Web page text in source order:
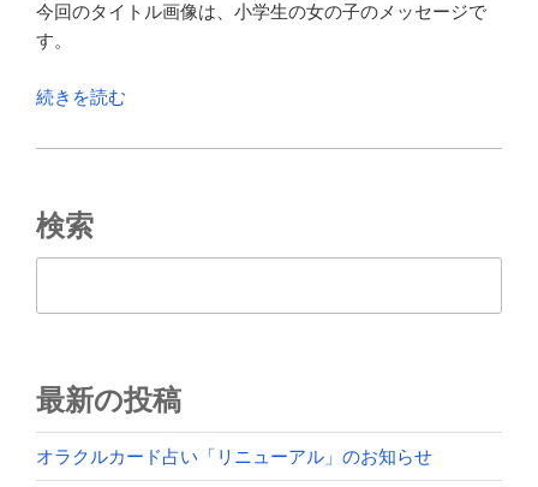
今回のタイトル画像は、小学生の女の子のメッセージで
す。
“願
成
メ
ッ
ー
ド
年
続きを読む
検索
最新の投稿
オラクルカード占い「リニューアル」のお知らせ